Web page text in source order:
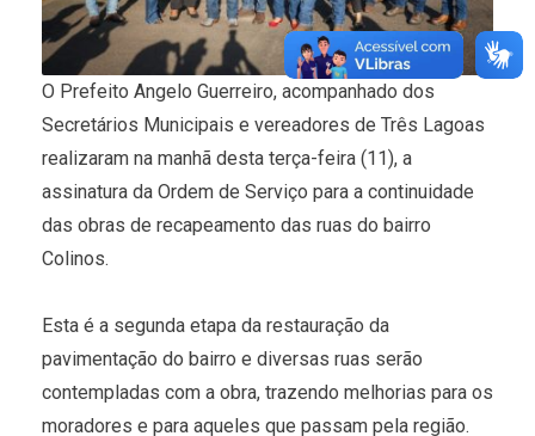
O Prefeito Angelo Guerreiro, acompanhado dos
Secretários Municipais e vereadores de Três Lagoas
realizaram na manhã desta terça-feira (11), a
assinatura da Ordem de Serviço para a continuidade
das obras de recapeamento das ruas do bairro
Colinos.
Esta é a segunda etapa da restauração da
pavimentação do bairro e diversas ruas serão
contempladas com a obra, trazendo melhorias para os
moradores e para aqueles que passam pela região.